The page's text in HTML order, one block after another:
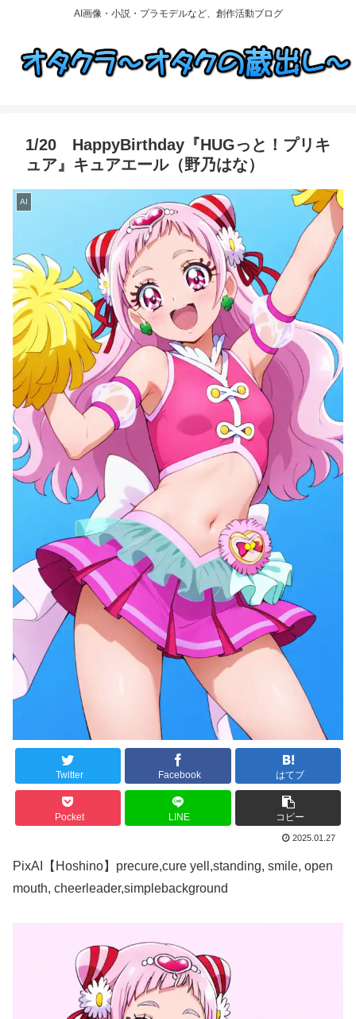
AI画像・小説・プラモデルなど、創作活動ブログ
1/20 HappyBirthday『HUGっと！プリキ
ュア』キュアエール（野乃はな）
AI
Twitter Facebook はてブ
Pocket LINE コピー
2025.01.27
PixAI【Hoshino】precure,cure yell,standing, smile, open
mouth, cheerleader,simplebackground